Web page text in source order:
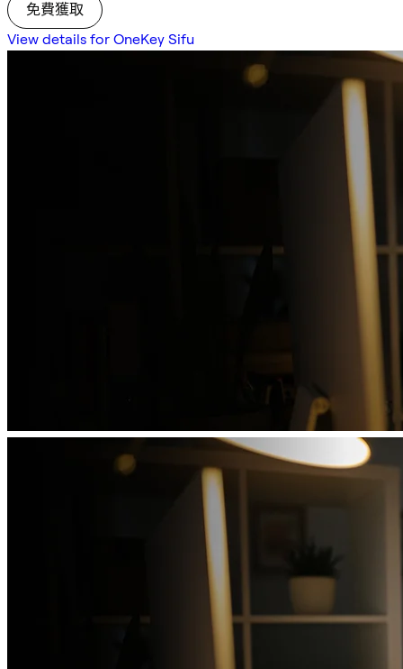
免費獲取
View details for OneKey Sifu